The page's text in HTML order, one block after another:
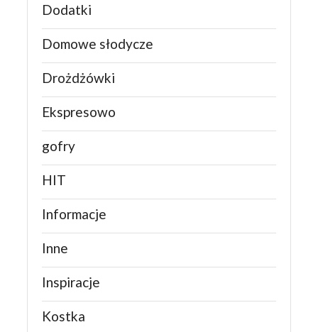
Dodatki
Domowe słodycze
Drożdżówki
Ekspresowo
gofry
HIT
Informacje
Inne
Inspiracje
Kostka